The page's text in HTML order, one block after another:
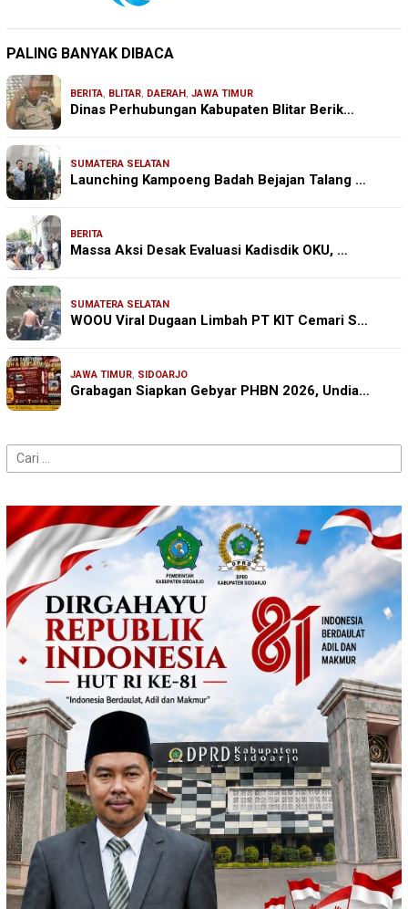
PALING BANYAK DIBACA
BERITA, BLITAR, DAERAH , JAWA TIMUR
Dinas Perhubungan Kabupaten Blitar Berik…
SUMATERA SELATAN
Launching Kampoeng Badah Bejajan Talang …
BERITA
Massa Aksi Desak Evaluasi Kadisdik OKU, …
SUMATERA SELATAN
WOOU Viral Dugaan Limbah PT KIT Cemari S…
JAWA TIMUR, SIDOARJO
Grabagan Siapkan Gebyar PHBN 2026, Undia…
Cari
untuk: